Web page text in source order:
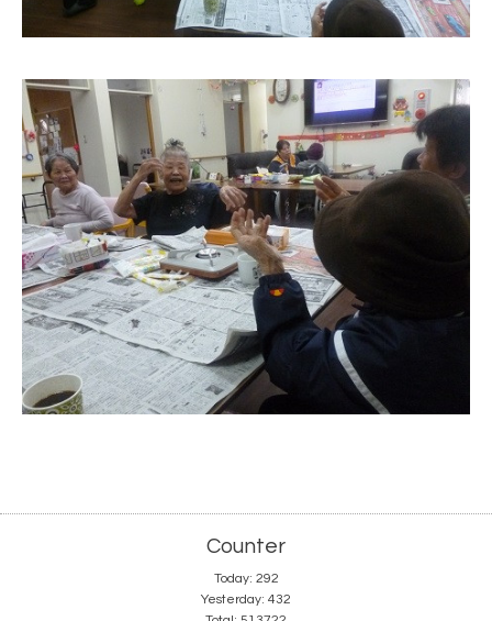
Counter
Today: 292
Yesterday: 432